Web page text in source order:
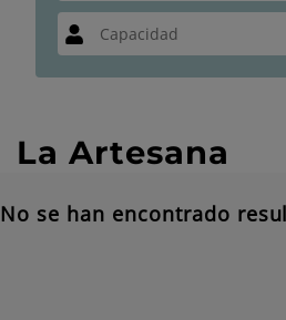
La Artesana
No se han encontrado